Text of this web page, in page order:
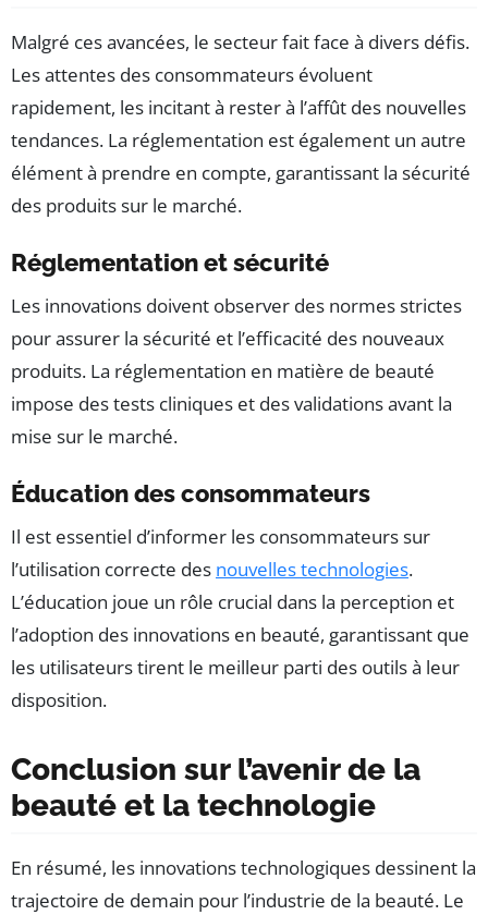
Malgré ces avancées, le secteur fait face à divers défis.
Les attentes des consommateurs évoluent
rapidement, les incitant à rester à l’affût des nouvelles
tendances. La réglementation est également un autre
élément à prendre en compte, garantissant la sécurité
des produits sur le marché.
Réglementation et sécurité
Les innovations doivent observer des normes strictes
pour assurer la sécurité et l’efficacité des nouveaux
produits. La réglementation en matière de beauté
impose des tests cliniques et des validations avant la
mise sur le marché.
Éducation des consommateurs
Il est essentiel d’informer les consommateurs sur
l’utilisation correcte des nouvelles technologies.
L’éducation joue un rôle crucial dans la perception et
l’adoption des innovations en beauté, garantissant que
les utilisateurs tirent le meilleur parti des outils à leur
disposition.
Conclusion sur l’avenir de la
beauté et la technologie
En résumé, les innovations technologiques dessinent la
trajectoire de demain pour l’industrie de la beauté. Le